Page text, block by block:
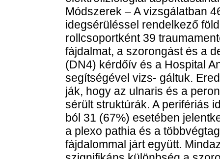
Módszerek – A vizsgálatban
idegsérüléssel rendelkező
rollcsoportként 39
fájdalmat, a szorongást és a
(DN4) kérdőív és a Hospital
segítségével vizs- gáltuk.
ják, hogy az ulnaris és a
sérült struktúrák. A perifériás
ból 31 (67%) esetében
a plexo pathia és a
fájdalommal járt együtt.